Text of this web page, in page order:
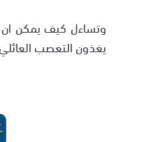
وتساءل كيف يمكن ان
يغذون التعصب